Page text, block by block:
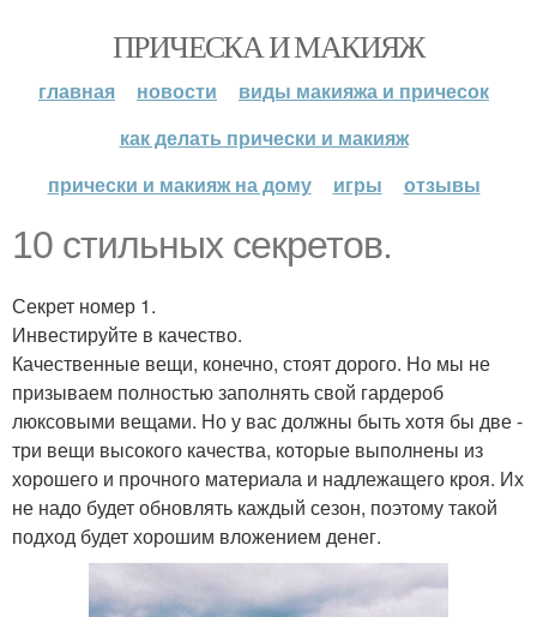
ПРИЧЕСКА И МАКИЯЖ
главная новости
виды макияжа и причесок
как делать прически и макияж
прически и макияж на дому
игры отзывы
10 стильных секретов.
Секрет номер 1.
Инвестируйте в качество.
Качественные вещи, конечно, стоят дорого. Но мы не
призываем полностью заполнять свой гардероб
люксовыми вещами. Но у вас должны быть хотя бы две -
три вещи высокого качества, которые выполнены из
хорошего и прочного материала и надлежащего кроя. Их
не надо будет обновлять каждый сезон, поэтому такой
подход будет хорошим вложением денег.